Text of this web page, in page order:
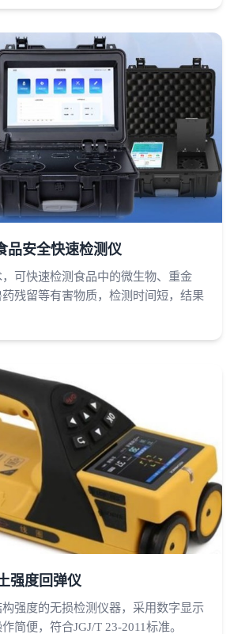
品安全快速检测仪
可快速检测食品中的微生物、重金
残留等有害物质，检测时间短，结果
强度回弹仪
强度的无损检测仪器，采用数字显示
简便，符合JGJ/T 23-2011标准。